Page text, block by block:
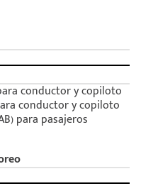
conductor y copiloto
conductor y copiloto
para pasajeros